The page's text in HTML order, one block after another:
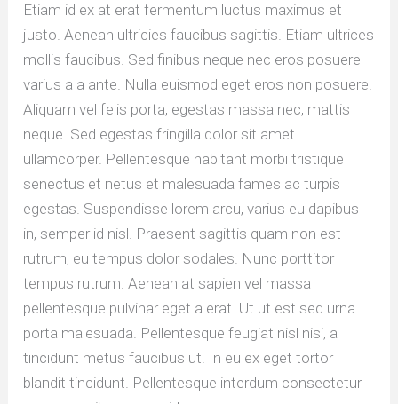
Etiam id ex at erat fermentum luctus maximus et
justo. Aenean ultricies faucibus sagittis. Etiam ultrices
mollis faucibus. Sed finibus neque nec eros posuere
varius a a ante. Nulla euismod eget eros non posuere.
Aliquam vel felis porta, egestas massa nec, mattis
neque. Sed egestas fringilla dolor sit amet
ullamcorper. Pellentesque habitant morbi tristique
senectus et netus et malesuada fames ac turpis
egestas. Suspendisse lorem arcu, varius eu dapibus
in, semper id nisl. Praesent sagittis quam non est
rutrum, eu tempus dolor sodales. Nunc porttitor
tempus rutrum. Aenean at sapien vel massa
pellentesque pulvinar eget a erat. Ut ut est sed urna
porta malesuada. Pellentesque feugiat nisl nisi, a
tincidunt metus faucibus ut. In eu ex eget tortor
blandit tincidunt. Pellentesque interdum consectetur